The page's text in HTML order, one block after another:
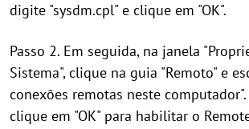
digite "sysdm.cpl" e clique em "OK".
Passo 2. Em seguida, na janela
Sistema", clique na guia "Remoto" e
conexões remotas neste
clique em "OK" para habilitar o